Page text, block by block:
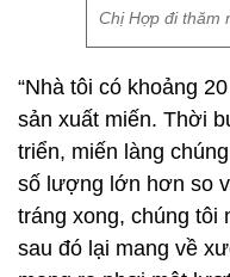
Chị Hợp đi thăm
“Nhà tôi có khoảng
sản xuất miến. Thời
triển, miến làng
số lượng lớn hơn so
tráng xong, chúng tôi
sau đó lại mang về